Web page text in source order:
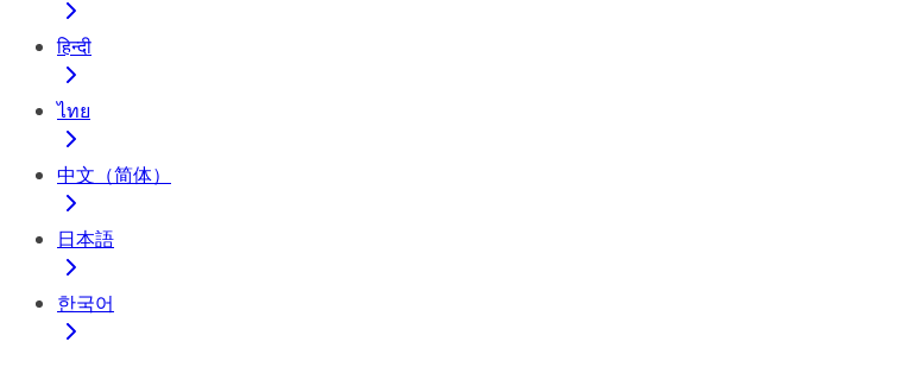
हिन्दी
ไทย
中文（简体）
日本語
한국어